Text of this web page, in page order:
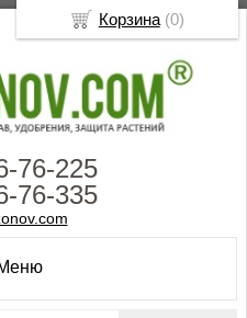
76-225
76-335
Корзина(0)